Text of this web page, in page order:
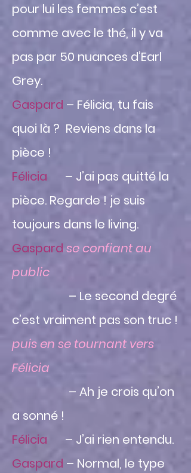
pour lui les femmes c’est
comme avec le thé, il y va
pas par 50 nuances d’Earl
Grey.
Gaspard – Félicia, tu fais
quoi là ? Reviens dans la
pièce !
Félicia
– J’ai pas quitté la
pièce. Regarde ! je suis
toujours dans le living.
Gaspard se confiant au
public
– Le second degré
c’est vraiment pas son truc !
puis en se tournant vers
Félicia
– Ah je crois qu’on
a sonné !
Félicia – J’ai rien entendu.
Gaspard – Normal, le type